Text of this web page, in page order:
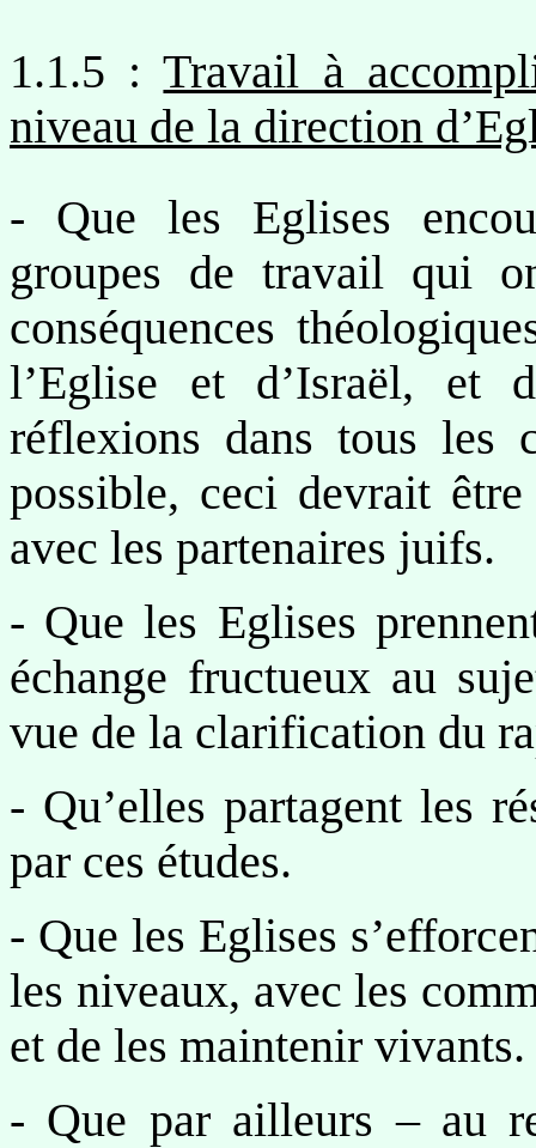
1.1.5 :Travail à
niveau de la direction
- Que les Eglises
groupes de travail qui
conséquences
l’Eglise et d’Israël,
réflexions dans tous les
possible, ceci devrait
avec les partenaires juifs.
- Que les Eglises
échange fructueux au
vue de la clarification du
- Qu’elles partagent les
par ces études.
- Que les Eglises
les niveaux, avec les
et de les maintenir vivants.
- Que par ailleurs – au